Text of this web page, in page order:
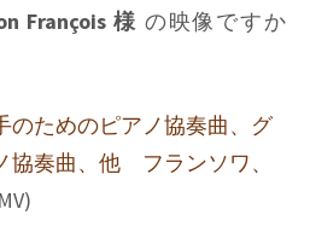
François 様 の映像ですか
のためのピアノ協奏曲、グ
協奏曲、他 フランソワ、